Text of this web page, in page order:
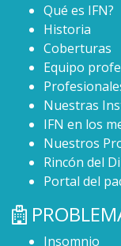
Qué es IFN?
Historia
Coberturas
Equipo
Nuestras
IFN en los
Nuestros
Rincón del
Portal del
Insomnio